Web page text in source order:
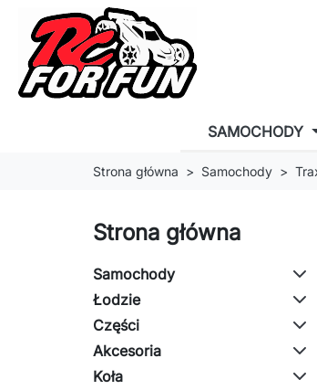
SAMOCHODY
Strona główna Samochody
Strona główna
Samochody
Łodzie
Części
Akcesoria
Koła